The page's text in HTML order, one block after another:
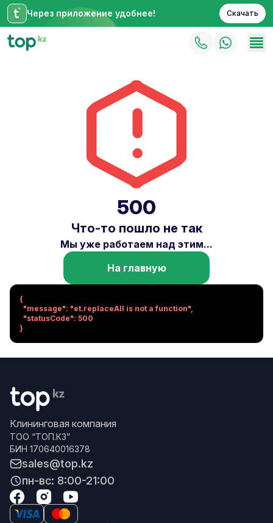
Через приложение удобнее! Скачать
500
Что-то пошло не так
Мы уже работаем над этим...
На главную
{
}
Клининговая компания
ТОО “ТОП.КЗ”
БИН 170640016378
sales@top.kz
пн-вс: 8:00-21:00